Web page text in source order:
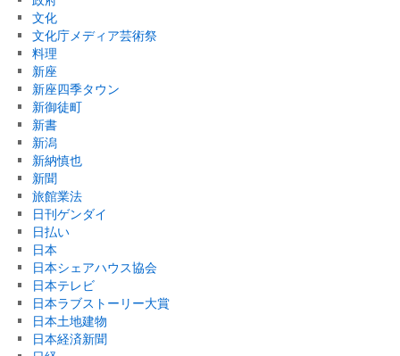
文化
文化庁メディア芸術祭
料理
新座
新座四季タウン
新御徒町
新書
新潟
新納慎也
新聞
旅館業法
日刊ゲンダイ
日払い
日本
日本シェアハウス協会
日本テレビ
日本ラブストーリー大賞
日本土地建物
日本経済新聞